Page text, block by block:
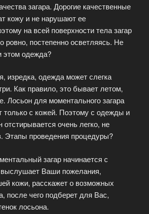
загара. Дорогие качественные
кожу и не нарушают ее
на всей поверхности тела загар
ровно, постепенно осветляясь. Не
этом одежда?
изредка, одежда может слегка
Как правило, это бывает летом,
Лосьон для моментального загара
только с кожей. Поэтому с одежды и
отстирывается очень легко, не
Этапы проведения процедуры?
загар начинается с
Ваши пожелания,
кожи, расскажет о возможных
после чего подберет для Вас,
лосьона.